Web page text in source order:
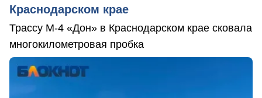
Краснодарском крае
Трассу М-4 «Дон» в Краснодарском крае сковала
многокилометровая пробка